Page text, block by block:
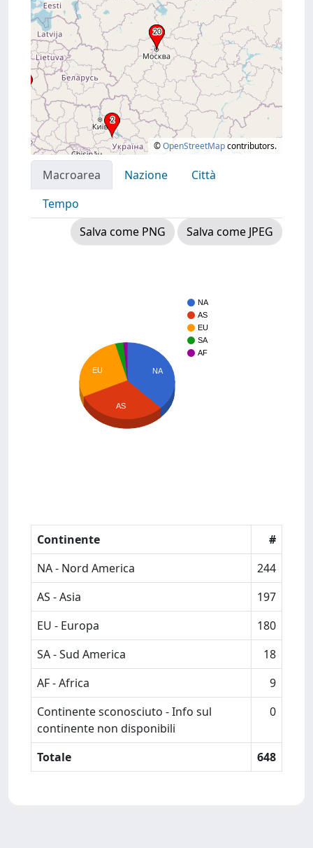
©OpenStreetMapcontributors.
Macroarea Nazione
Città
Tempo
Salva come PNG
Salva come JPEG
NA
AS
EU
SA
AF
NA
EU
AS
Continente
#
NA - Nord America
244
AS - Asia
197
EU - Europa
180
SA - Sud America
18
AF - Africa
9
Continente sconosciuto - Info sul
continente non disponibili
0
Totale 648